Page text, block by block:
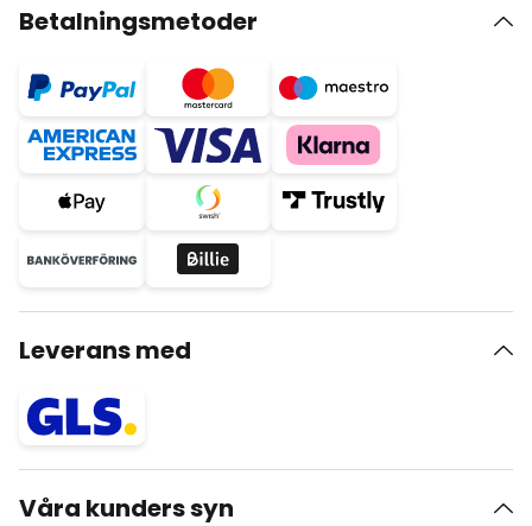
Betalningsmetoder
Leverans med
Våra kunders syn